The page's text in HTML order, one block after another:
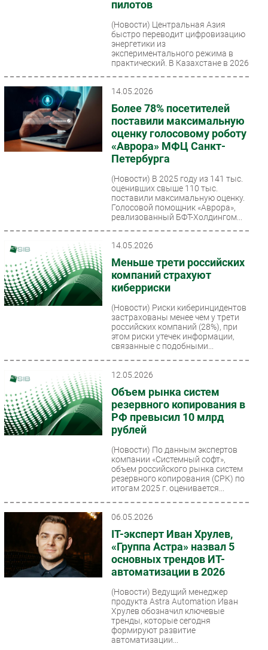
пилотов
(Новости) Центральная Азия
быстро переводит цифровизацию
энергетики из
экспериментального режима в
практический. В Казахстане в 2026
14.05.2026
Более 78% посетителей
поставили максимальную
оценку голосовому роботу
«Аврора» МФЦ Санкт-
Петербурга
(Новости) В 2025 году из 141 тыс.
оценивших свыше 110 тыс.
поставили максимальную оценку.
Голосовой помощник «Аврора»,
реализованный БФТ-Холдингом...
14.05.2026
Меньше трети российских
компаний страхуют
киберриски
(Новости) Риски киберинцидентов
застрахованы менее чем у трети
российских компаний (28%), при
этом риски утечек информации,
связанные с подобными...
12.05.2026
Объем рынка систем
резервного копирования в
РФ превысил 10 млрд
рублей
(Новости) По данным экспертов
компании «Системный софт»,
объем российского рынка систем
резервного копирования (СРК) по
итогам 2025 г. оценивается...
06.05.2026
IT-эксперт Иван Хрулев,
«Группа Астра» назвал 5
основных трендов ИТ-
автоматизации в 2026
(Новости) Ведущий менеджер
продукта Astra Automation Иван
Хрулев обозначил ключевые
тренды, которые сегодня
формируют развитие
автоматизации...